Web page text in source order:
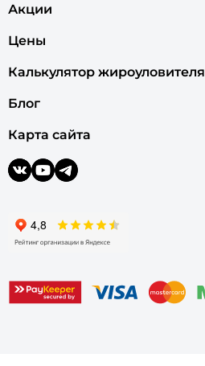
Акции
Цены
Калькулятор жироуловителя
Блог
Карта сайта